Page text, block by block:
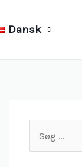
Dansk
ø